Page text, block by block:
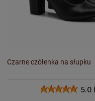
Czarne czółenka na słupku
5.0